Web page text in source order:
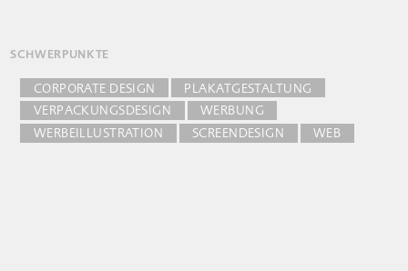
SCHWERPUNKTE
CORPORATE DESIGN
PLAKATGESTALTUNG
VERPACKUNGSDESIGN
WERBUNG
WERBEILLUSTRATION
SCREENDESIGN WEB